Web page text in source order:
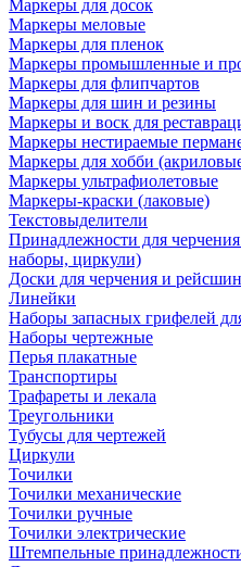
Маркеры для досок
Маркеры меловые
Маркеры для пленок
Маркеры промышленные и
Маркеры для флипчартов
Маркеры для шин и резины
Маркеры и воск для
Маркеры нестираемые
Маркеры для хобби
Маркеры ультрафиолетовые
Маркеры-краски (лаковые)
Текстовыделители
Принадлежности для
наборы, циркули)
Доски для черчения и
Линейки
Наборы запасных грифелей
Наборы чертежные
Перья плакатные
Транспортиры
Трафареты и лекала
Треугольники
Тубусы для чертежей
Циркули
Точилки
Точилки механические
Точилки ручные
Точилки электрические
Штемпельные